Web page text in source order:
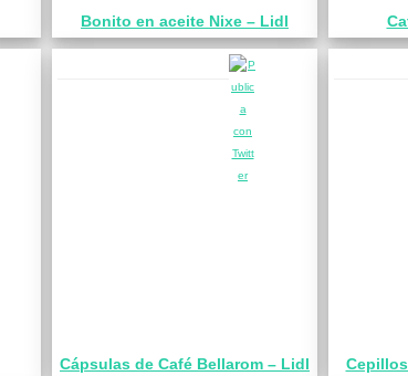
Bonito en aceite Nixe – Lidl
Cápsulas de Café Bellarom – Lidl